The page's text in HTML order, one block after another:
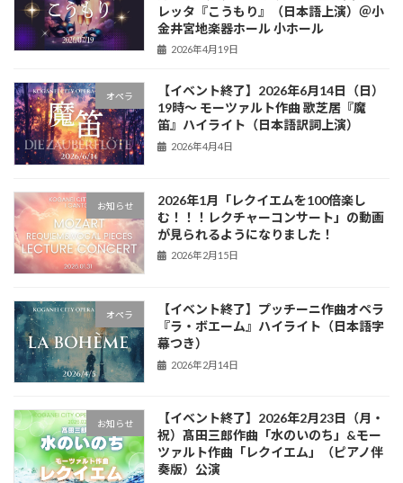
レッタ『こうもり』（日本語上演）＠小
金井宮地楽器ホール 小ホール
2026年4月19日
オペラ
【イベント終了】2026年6月14日（日）
19時〜 モーツァルト作曲 歌芝居『魔
笛』ハイライト（日本語訳詞上演）
2026年4月4日
お知らせ
2026年1月「レクイエムを100倍楽し
む！！！レクチャーコンサート」の動画
が見られるようになりました！
2026年2月15日
オペラ
【イベント終了】プッチーニ作曲オペラ
『ラ・ボエーム』ハイライト（日本語字
幕つき）
2026年2月14日
お知らせ
【イベント終了】2026年2月23日（月・
祝）髙田三郎作曲「水のいのち」&モー
ツァルト作曲「レクイエム」（ピアノ伴
奏版）公演